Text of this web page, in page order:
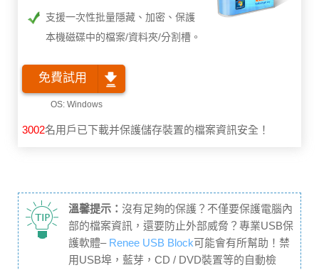
支援一次性批量隱藏、加密、保護
本機磁碟中的檔案/資料夾/分割槽。
免費試用
3002名用戶已下載并保護儲存裝置的檔案資訊安全！
溫馨提示： 沒有足夠的保護？不僅要保護電腦內
部的檔案資訊，還要防止外部威脅？專業USB保
護軟體– Renee USB Block可能會有所幫助！禁
用USB埠，藍芽，CD / DVD裝置等的自動檢